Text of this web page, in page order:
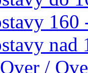
160
nad
/